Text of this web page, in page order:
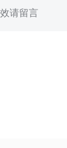
请留言